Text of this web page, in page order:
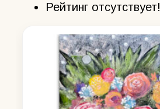
Рейтинг отсутствует!